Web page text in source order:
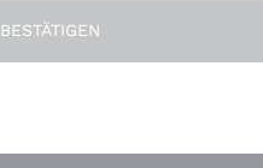
BESTÄTIGEN